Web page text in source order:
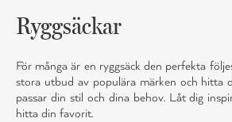
Ryggsäckar
För många är en ryggsäck den perfekta
stora utbud av populära märken och hitta
passar din stil och dina behov. Låt dig
hitta din favorit.